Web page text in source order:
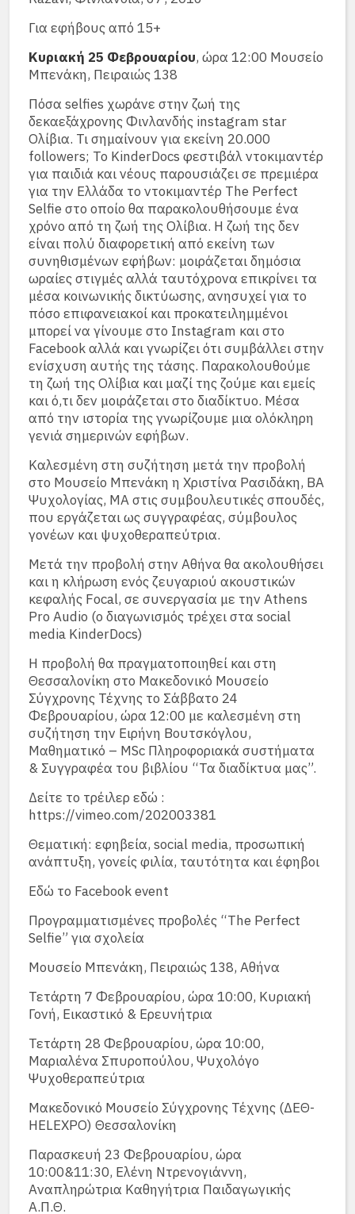
Για εφήβους από 15+
Κυριακή 25 Φεβρουαρίου, ώρα 12:00 Μουσείο
Μπενάκη, Πειραιώς 138
Πόσα selfies χωράνε στην ζωή της
δεκαεξάχρονης Φινλανδής instagram star
Ολίβια. Τι σημαίνουν για εκείνη 20.000
followers; Το KinderDocs φεστιβάλ ντοκιμαντέρ
για παιδιά και νέους παρουσιάζει σε πρεμιέρα
για την Ελλάδα το ντοκιμαντέρ The Perfect
Selfie στο οποίο θα παρακολουθήσουμε ένα
χρόνο από τη ζωή της Ολίβια. Η ζωή της δεν
είναι πολύ διαφορετική από εκείνη των
συνηθισμένων εφήβων: μοιράζεται δημόσια
ωραίες στιγμές αλλά ταυτόχρονα επικρίνει τα
μέσα κοινωνικής δικτύωσης, ανησυχεί για το
πόσο επιφανειακοί και προκατειλημμένοι
μπορεί να γίνουμε στο Instagram και στο
Facebook αλλά και γνωρίζει ότι συμβάλλει στην
ενίσχυση αυτής της τάσης. Παρακολουθούμε
τη ζωή της Ολίβια και μαζί της ζούμε και εμείς
και ό,τι δεν μοιράζεται στο διαδίκτυο. Μέσα
από την ιστορία της γνωρίζουμε μια ολόκληρη
γενιά σημερινών εφήβων.
Καλεσμένη στη συζήτηση μετά την προβολή
στο Μουσείο Μπενάκη η Χριστίνα Ρασιδάκη, ΒΑ
Ψυχολογίας, MA στις συμβουλευτικές σπουδές,
που εργάζεται ως συγγραφέας, σύμβουλος
γονέων και ψυχοθεραπεύτρια.
Μετά την προβολή στην Αθήνα θα ακολουθήσει
και η κλήρωση ενός ζευγαριού ακουστικών
κεφαλής Focal, σε συνεργασία με την Athens
Pro Audio (o διαγωνισμός τρέχει στα social
media KinderDocs)
Η προβολή θα πραγματοποιηθεί και στη
Θεσσαλονίκη στο Μακεδονικό Μουσείο
Σύγχρονης Τέχνης το Σάββατο 24
Φεβρουαρίου, ώρα 12:00 με καλεσμένη στη
συζήτηση την Ειρήνη Βουτσκόγλου,
Μαθηματικό – MSc Πληροφοριακά συστήματα
& Συγγραφέα του βιβλίου “Τα διαδίκτυα μας”.
Δείτε το τρέιλερ εδώ :
https://vimeo.com/202003381
Θεματική: εφηβεία, social media, προσωπική
ανάπτυξη, γονείς φιλία, ταυτότητα και έφηβοι
Εδώ το Facebook event
Προγραμματισμένες προβολές “The Perfect
Selfie” για σχολεία
Μουσείο Μπενάκη, Πειραιώς 138, Αθήνα
Τετάρτη 7 Φεβρουαρίου, ώρα 10:00, Κυριακή
Γονή, Εικαστικό & Ερευνήτρια
Τετάρτη 28 Φεβρουαρίου, ώρα 10:00,
Μαριαλένα Σπυροπούλου, Ψυχολόγο
Ψυχοθεραπεύτρια
Μακεδονικό Μουσείο Σύγχρονης Τέχνης (ΔΕΘ-
HELEXPO) Θεσσαλονίκη
Παρασκευή 23 Φεβρουαρίου, ώρα
10:00&11:30, Ελένη Ντρενογιάννη,
Αναπληρώτρια Καθηγήτρια Παιδαγωγικής
Α.Π.Θ.